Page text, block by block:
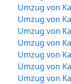
Umzug von
Umzug von
Umzug von
Umzug von
Umzug von
Umzug von
Umzug von